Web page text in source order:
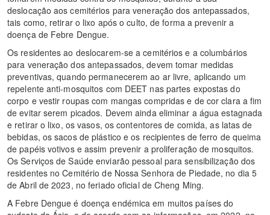
deslocação aos cemitérios para veneração dos antepassados,
tais como, retirar o lixo após o culto, de forma a prevenir a
doença de Febre Dengue.
Os residentes ao deslocarem-se a cemitérios e a columbários
para veneração dos antepassados, devem tomar medidas
preventivas, quando permanecerem ao ar livre, aplicando um
repelente anti-mosquitos com DEET nas partes expostas do
corpo e vestir roupas com mangas compridas e de cor clara a fim
de evitar serem picados. Devem ainda eliminar a água estagnada
e retirar o lixo, os vasos, os contentores de comida, as latas de
bebidas, os sacos de plástico e os recipientes de ferro de queima
de papéis votivos e assim prevenir a proliferação de mosquitos.
Os Serviços de Saúde enviarão pessoal para sensibilização dos
residentes no Cemitério de Nossa Senhora de Piedade, no dia 5
de Abril de 2023, no feriado oficial de Cheng Ming.
A Febre Dengue é doença endémica em muitos países do